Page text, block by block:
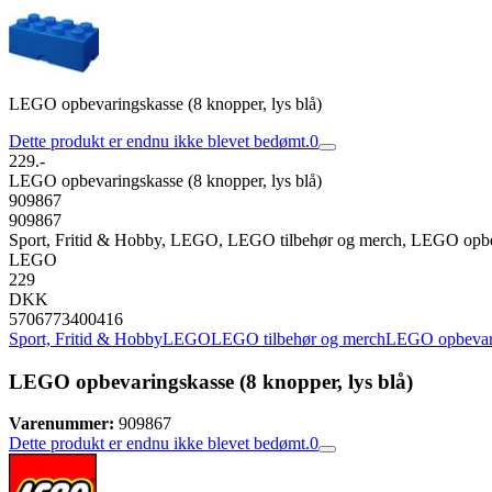
LEGO opbevaringskasse (8 knopper, lys blå)
Dette produkt er endnu ikke blevet bedømt.0
229.-
LEGO opbevaringskasse (8 knopper, lys blå)
909867
909867
Sport, Fritid & Hobby, LEGO, LEGO tilbehør og merch, LEGO
LEGO
229
DKK
5706773400416
Sport, Fritid & HobbyLEGOLEGO tilbehør og merchLEGO
LEGO opbevaringskasse (8 knopper, lys blå)
Varenummer: 909867
Dette produkt er endnu ikke blevet bedømt.0